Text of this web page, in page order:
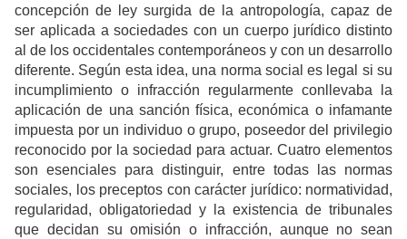
concepción de ley surgida de la antropología, capaz de
ser aplicada a sociedades con un cuerpo jurídico distinto
al de los occidentales contemporáneos y con un desarrollo
diferente. Según esta idea, una norma social es legal si su
incumplimiento o infracción regularmente conllevaba la
aplicación de una sanción física, económica o infamante
impuesta por un individuo o grupo, poseedor del privilegio
reconocido por la sociedad para actuar. Cuatro elementos
son esenciales para distinguir, entre todas las normas
sociales, los preceptos con carácter jurídico: normatividad,
regularidad, obligatoriedad y la existencia de tribunales
que decidan su omisión o infracción, aunque no sean